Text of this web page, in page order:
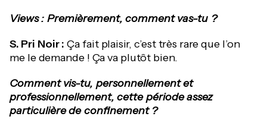
Views : Premièrement, comment vas-tu ?
S. Pri Noir : Ça fait plaisir, c’est très rare que l’on
me le demande ! Ça va plutôt bien.
Comment vis-tu, personnellement et
professionnellement, cette période assez
particulière de confinement ?